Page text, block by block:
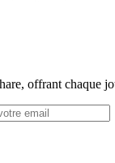
offrant chaque